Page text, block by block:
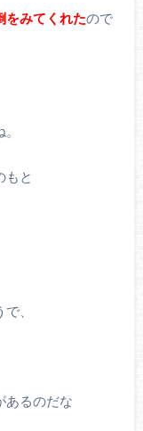
をみてくれたので
もと
、
あるのだな